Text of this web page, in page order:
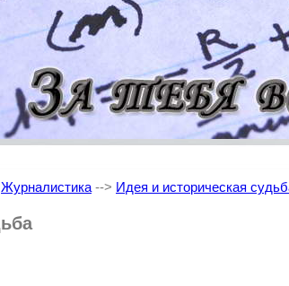
Журналистика --> Идея и историческая